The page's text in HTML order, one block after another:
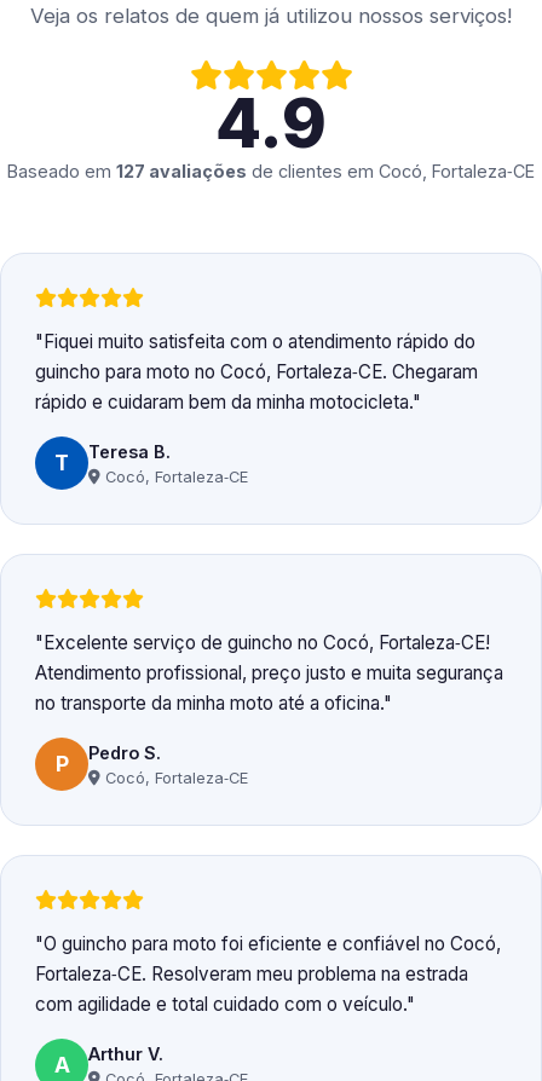
Veja os relatos de quem já utilizou nossos serviços!
4.9
Baseado em 127 avaliações de clientes em Cocó, Fortaleza‑CE
Fiquei muito satisfeita com o atendimento rápido do
guincho para moto no Cocó, Fortaleza‑CE. Chegaram
rápido e cuidaram bem da minha motocicleta.
T Teresa B.
Cocó, Fortaleza‑CE
Excelente serviço de guincho no Cocó, Fortaleza‑CE!
Atendimento profissional, preço justo e muita segurança
no transporte da minha moto até a oficina.
P Pedro S.
Cocó, Fortaleza‑CE
O guincho para moto foi eficiente e confiável no Cocó,
Fortaleza‑CE. Resolveram meu problema na estrada
com agilidade e total cuidado com o veículo.
A Arthur V.